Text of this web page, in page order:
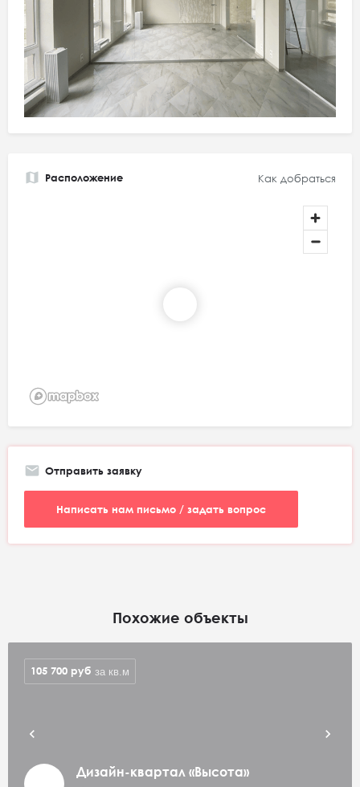
Расположение Как добраться
Отправить заявку
Написать нам письмо / задать вопрос
Похожие объекты
Дизайн-квартал «Высота»
105 700 руб за кв.м